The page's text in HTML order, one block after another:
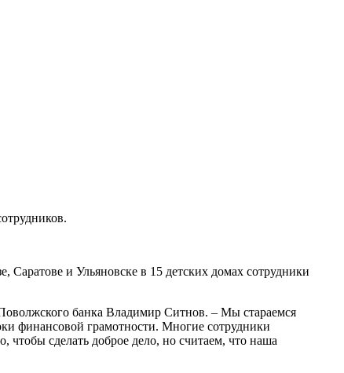
и Ульяновске в 15 детских домах сотрудники
Поволжского банка Владимир Ситнов. – Мы стараемся
финансовой грамотности. Многие сотрудники
чтобы сделать доброе дело, но считаем, что наша